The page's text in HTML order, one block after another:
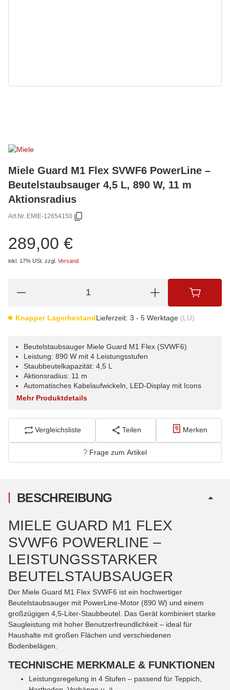
Miele Guard M1 Flex SVWF6 PowerLine –
Beutelstaubsauger 4,5 L, 890 W, 11 m
Aktionsradius
Art.Nr.:EMIE-12654150
289,00 €
inkl. 17% USt. zzgl. Versand
Knapper LagerbestandLieferzeit: 3 - 5 Werktage (LU)
Beutelstaubsauger Miele Guard M1 Flex (SVWF6)
Leistung: 890 W mit 4 Leistungsstufen
Staubbeutelkapazität: 4,5 L
Aktionsradius: 11 m
Automatisches Kabelaufwickeln, LED-Display mit Icons
Mehr Produktdetails
Vergleichsliste Teilen Merken
Frage zum Artikel
BESCHREIBUNG
MIELE GUARD M1 FLEX
SVWF6 POWERLINE –
LEISTUNGSSTARKER
BEUTELSTAUBSAUGER
Der Miele Guard M1 Flex SVWF6 ist ein hochwertiger
Beutelstaubsauger mit PowerLine-Motor (890 W) und einem
großzügigen 4,5-Liter-Staubbeutel. Das Gerät kombiniert starke
Saugleistung mit hoher Benutzerfreundlichkeit – ideal für
Haushalte mit großen Flächen und verschiedenen
Bodenbelägen.
TECHNISCHE MERKMALE & FUNKTIONEN
Leistungsregelung in 4 Stufen – passend für Teppich,